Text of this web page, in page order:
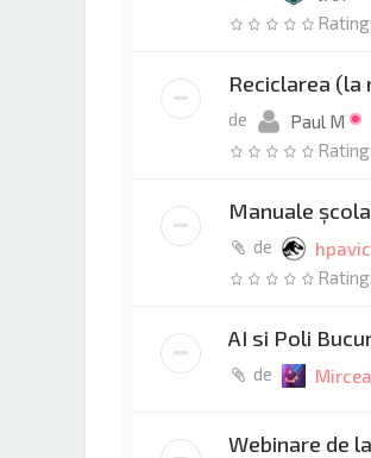
Reciclarea (la
de
Paul M
Manuale
de
AI si Poli
de Mircea
Webinare de